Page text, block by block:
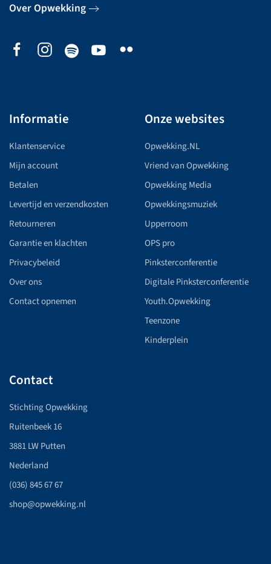
Over Opwekking
Informatie
Klantenservice
Mijn account
Betalen
Levertijd en verzendkosten
Retourneren
Garantie en klachten
Privacybeleid
Over ons
Contact opnemen
Onze websites
Opwekking.NL
Vriend van Opwekking
Opwekking Media
Opwekkingsmuziek
Upperroom
OPS pro
Pinksterconferentie
Digitale Pinksterconferentie
Youth.Opwekking
Teenzone
Kinderplein
Contact
Stichting Opwekking
Ruitenbeek 16
3881 LW Putten
Nederland
(036) 845 67 67
shop@opwekking.nl